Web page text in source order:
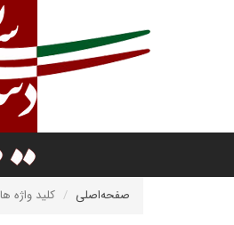
صفحه‌اصلی کلید واژه ها